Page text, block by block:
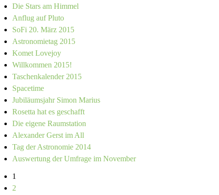
Die Stars am Himmel
Anflug auf Pluto
SoFi 20. März 2015
Astronomietag 2015
Komet Lovejoy
Willkommen 2015!
Taschenkalender 2015
Spacetime
Jubiläumsjahr Simon Marius
Rosetta hat es geschafft
Die eigene Raumstation
Alexander Gerst im All
Tag der Astronomie 2014
Auswertung der Umfrage im November
1
2